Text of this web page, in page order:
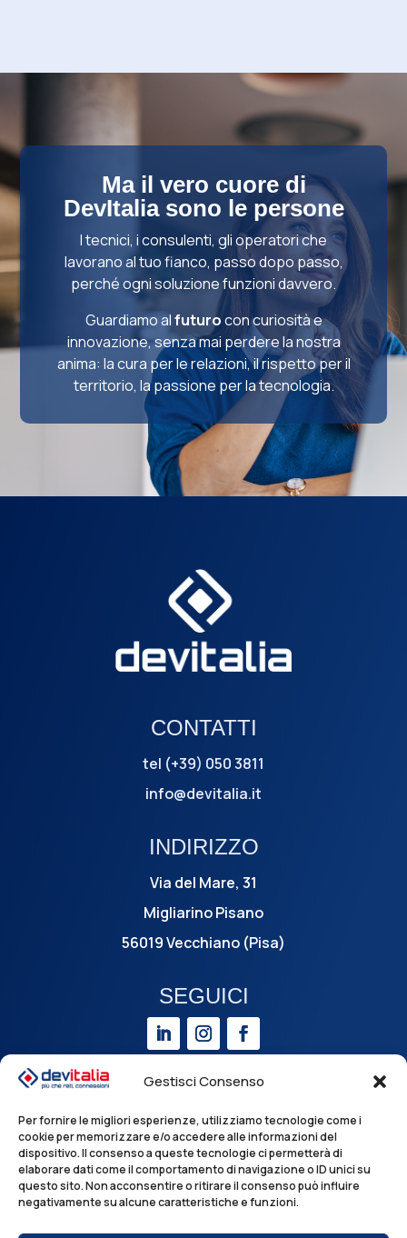
Gestisci Consenso
Per fornire le migliori esperienze, utilizziamo tecnologie come i
cookie per memorizzare e/o accedere alle informazioni del
dispositivo. Il consenso a queste tecnologie ci permetterà di
elaborare dati come il comportamento di navigazione o ID unici su
questo sito. Non acconsentire o ritirare il consenso può influire
negativamente su alcune caratteristiche e funzioni.
Ma il vero cuore di
DevItalia sono le persone
Itecnici, i consulenti, gli operatori che
lavorano al tuo fianco, passo dopo passo,
perché ogni soluzione funzioni davvero.
Guardiamo alfuturocon curiosità e
innovazione, senza mai perdere la nostra
anima: la cura per le relazioni, il rispetto per il
territorio, la passione per la tecnologia.
CONTATTI
tel (+39) 050 3811
info@devitalia.it
INDIRIZZO
Via del Mare, 31
Migliarino Pisano
56019 Vecchiano (Pisa)
SEGUICI
© DEV Italia S.r.l. – CF | P.IVA 01677680504